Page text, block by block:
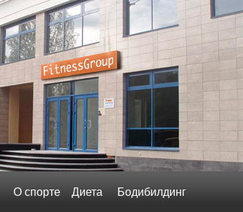
О спорте Диета Бодибилдинг